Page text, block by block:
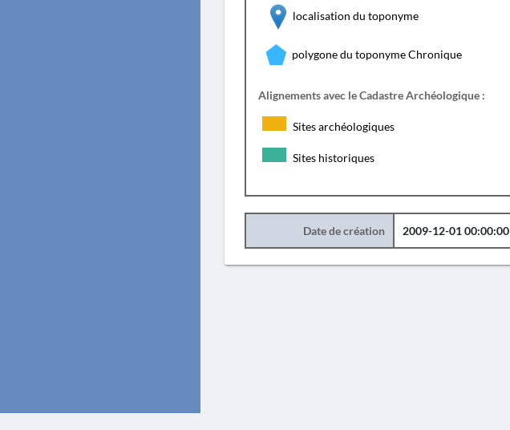
localisation du toponyme
polygone du toponyme Chronique
Alignements avec le Cadastre Archéologique :
Sites archéologiques
Sites historiques
Date de création 2009-12-01 00:00:00